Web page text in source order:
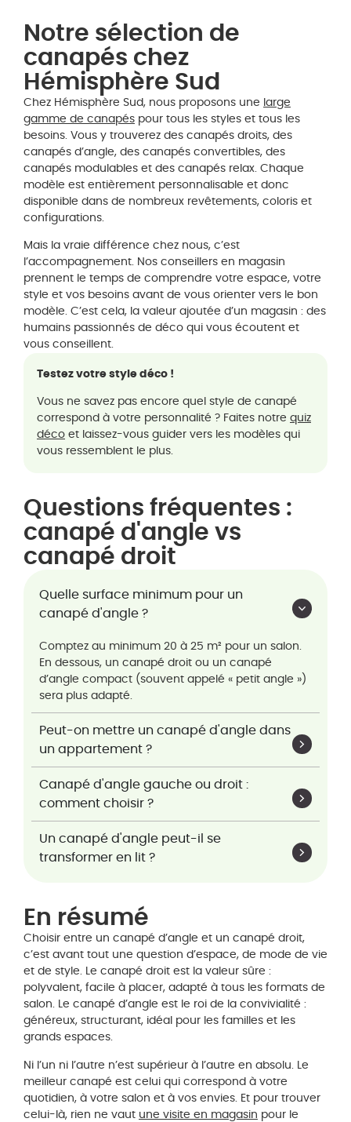
Notre sélection de
canapés chez
Hémisphère Sud
Chez Hémisphère Sud, nous proposons une large
gamme de canapés pour tous les styles et tous les
besoins. Vous y trouverez des canapés droits, des
canapés d’angle, des canapés convertibles, des
canapés modulables et des canapés relax. Chaque
modèle est entièrement personnalisable et donc
disponible dans de nombreux revêtements, coloris et
configurations.
Mais la vraie différence chez nous, c’est
l’accompagnement. Nos conseillers en magasin
prennent le temps de comprendre votre espace, votre
style et vos besoins avant de vous orienter vers le bon
modèle. C’est cela, la valeur ajoutée d’un magasin : des
humains passionnés de déco qui vous écoutent et
vous conseillent.
Testez votre style déco !
Vous ne savez pas encore quel style de canapé
correspond à votre personnalité ? Faites notre quiz
déco et laissez-vous guider vers les modèles qui
vous ressemblent le plus.
Questions fréquentes :
canapé d'angle vs
canapé droit
Quelle surface minimum pour un
canapé d'angle ?
Comptez au minimum 20 à 25 m² pour un salon.
En dessous, un canapé droit ou un canapé
d’angle compact (souvent appelé « petit angle »)
sera plus adapté.
Peut-on mettre un canapé d'angle dans
un appartement ?
Canapé d'angle gauche ou droit :
comment choisir ?
Un canapé d'angle peut-il se
transformer en lit ?
En résumé
Choisir entre un canapé d’angle et un canapé droit,
c’est avant tout une question d’espace, de mode de vie
et de style. Le canapé droit est la valeur sûre :
polyvalent, facile à placer, adapté à tous les formats de
salon. Le canapé d’angle est le roi de la convivialité :
généreux, structurant, idéal pour les familles et les
grands espaces.
Ni l’un ni l’autre n’est supérieur à l’autre en absolu. Le
meilleur canapé est celui qui correspond à votre
quotidien, à votre salon et à vos envies. Et pour trouver
celui-là, rien ne vaut une visite en magasin pour le